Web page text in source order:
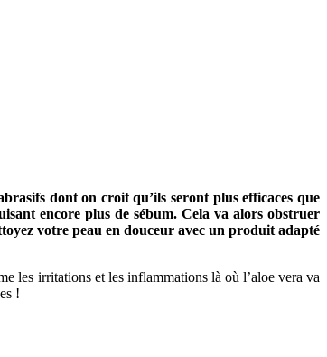
dont on croit qu’ils seront plus efficaces que
encore plus de sébum. Cela va alors obstruer
votre peau en douceur avec un produit adapté
les irritations et les inflammations là où l’aloe vera va
!